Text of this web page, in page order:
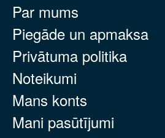
Par mums
Piegāde un apmaksa
Privātuma politika
Noteikumi
Mans konts
Mani pasūtījumi